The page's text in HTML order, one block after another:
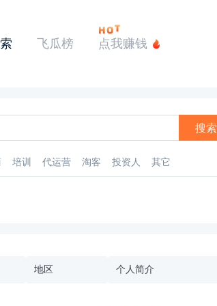
飞瓜榜 点我赚钱
搜索
培训 代运营 淘客 投资人 其它
地区 个人简介